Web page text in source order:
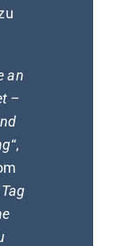
an
–
“,